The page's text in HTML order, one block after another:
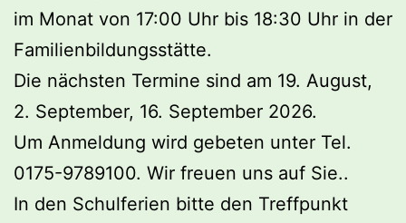
im Monat von 17:00 Uhr bis 18:30 Uhr in der
Familienbildungsstätte.
Die nächsten Termine sind am 19. August,
2. September, 16. September 2026.
Um Anmeldung wird gebeten unter Tel.
0175-9789100. Wir freuen uns auf Sie..
In den Schulferien bitte den Treffpunkt